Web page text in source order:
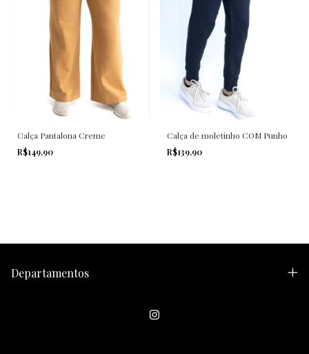
Calça Pantalona Creme
R$149,90
Calça de moletinho COM Punho
R$139,90
Departamentos